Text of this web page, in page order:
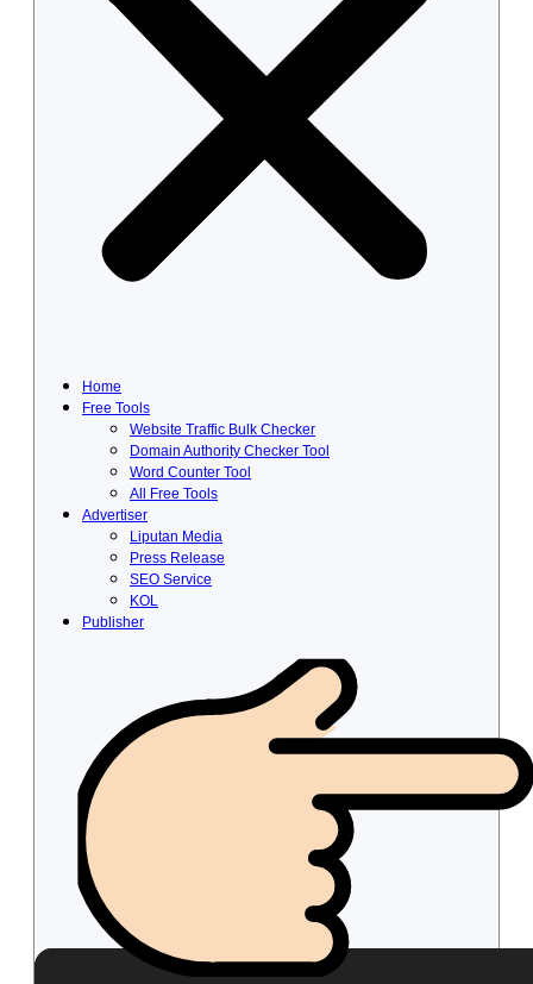
Home
Free Tools
Website Traffic Bulk Checker
Domain Authority Checker Tool
Word Counter Tool
All Free Tools
Advertiser
Liputan Media
Press Release
SEO Service
KOL
Publisher